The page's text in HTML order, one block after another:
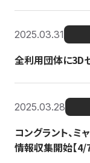
2025.03.31
全利用団体に3D
2025.03.28
コングラント、
情報収集開始【4/